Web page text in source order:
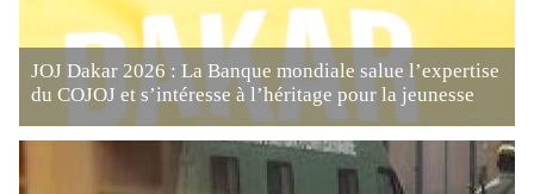
JOJ Dakar 2026 : La Banque mondiale salue l’expertise
du COJOJ et s’intéresse à l’héritage pour la jeunesse